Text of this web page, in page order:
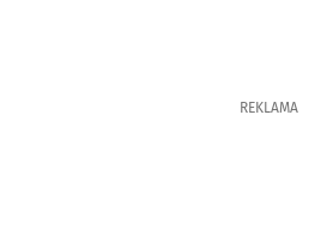
REKLAMA